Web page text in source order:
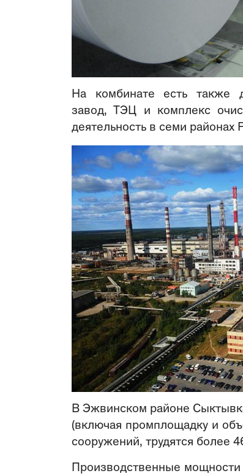
На комбинате есть также
завод, ТЭЦ и комплекс
деятельность в семи районах
В Эжвинском районе
(включая промплощадку и
сооружений, трудятся более
Производственные мощности